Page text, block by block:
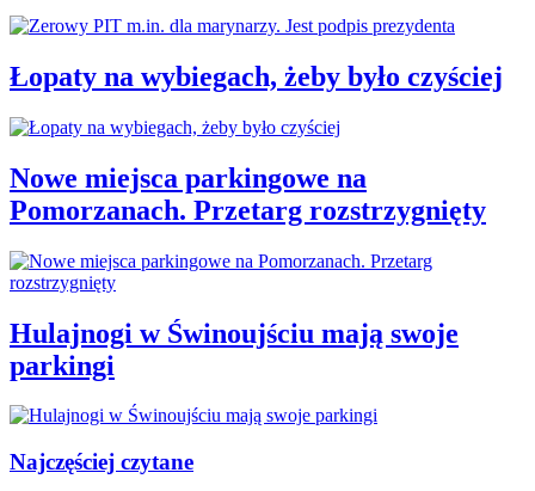
Łopaty na wybiegach, żeby było czyściej
Nowe miejsca parkingowe na
Pomorzanach. Przetarg rozstrzygnięty
Hulajnogi w Świnoujściu mają swoje
parkingi
Najczęściej czytane